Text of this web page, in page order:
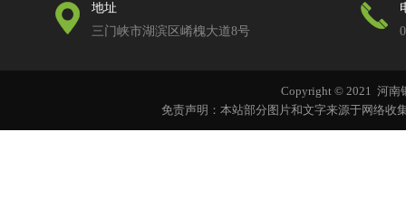
地址
三门峡市湖滨区崤槐大道8号
Copyright © 2021 河
免责声明：本站部分图片和文字来源于网络收